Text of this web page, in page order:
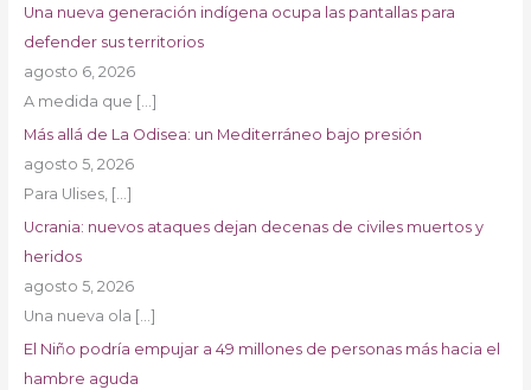
Una nueva generación indígena ocupa las pantallas para
defender sus territorios
agosto 6, 2026
A medida que […]
Más allá de La Odisea: un Mediterráneo bajo presión
agosto 5, 2026
Para Ulises, […]
Ucrania: nuevos ataques dejan decenas de civiles muertos y
heridos
agosto 5, 2026
Una nueva ola […]
El Niño podría empujar a 49 millones de personas más hacia el
hambre aguda